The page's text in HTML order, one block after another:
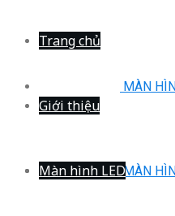
Trang chủ
Giới thiệu
Màn hình LED
MÀN
MÀN